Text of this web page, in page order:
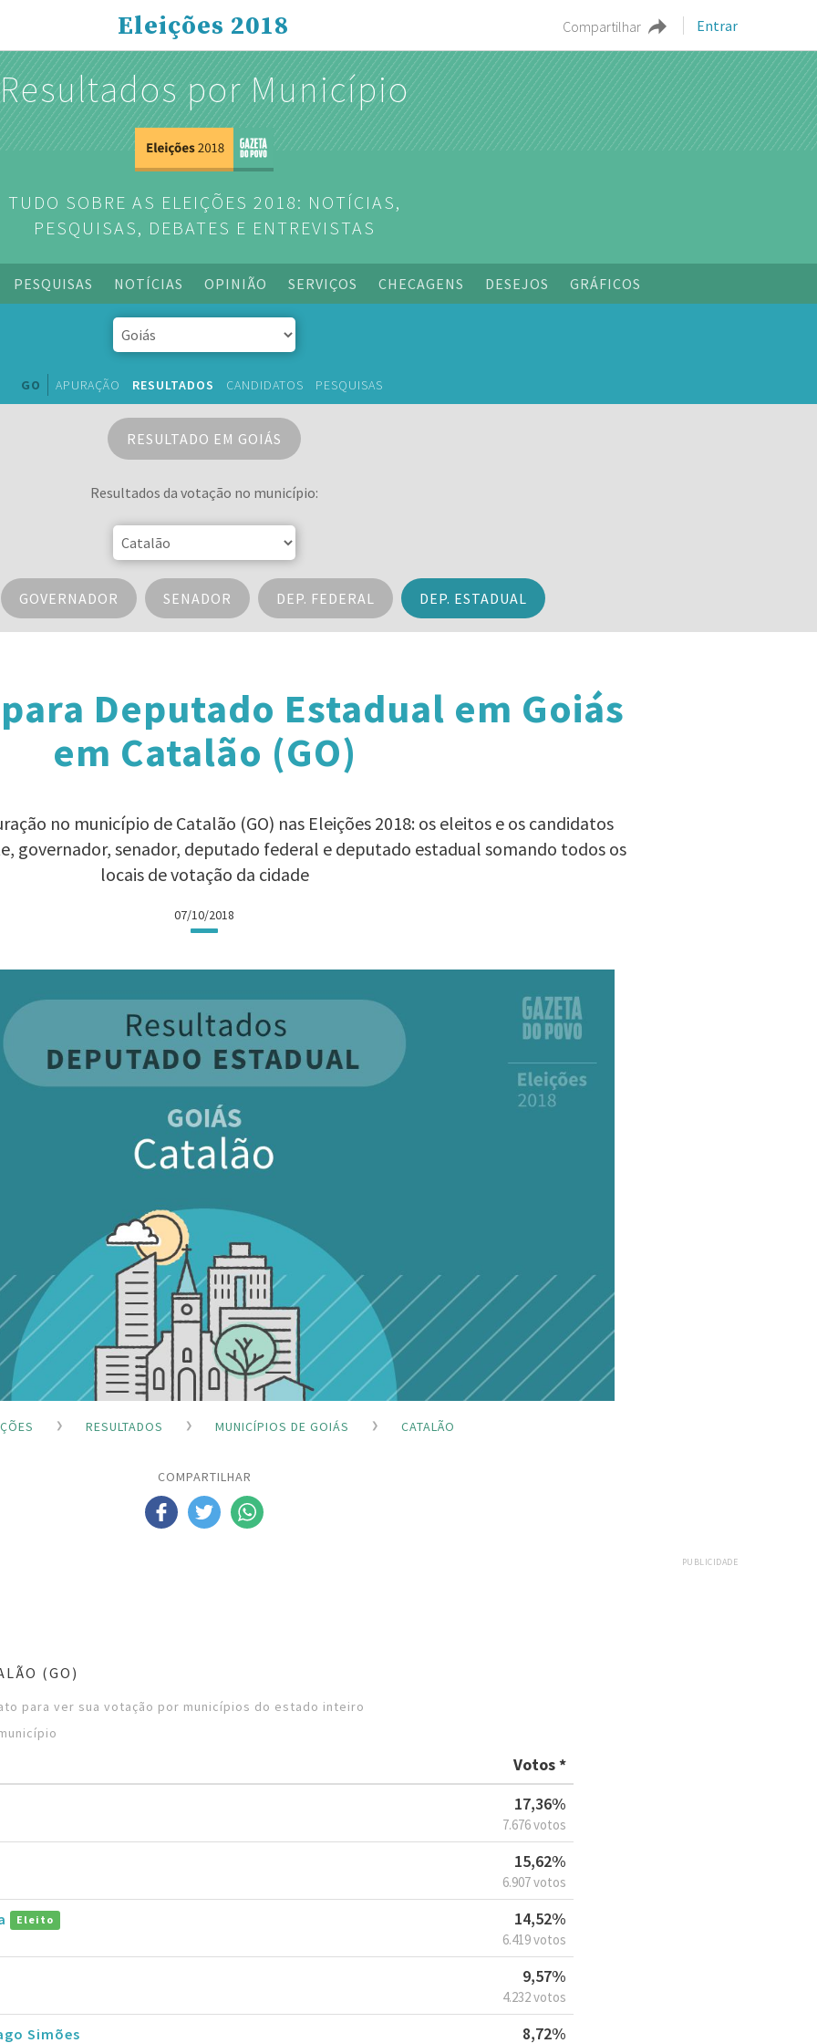
Compartilhar Entrar
Eleições 2018
Resultados por Município
TUDO SOBRE AS ELEIÇÕES 2018: NOTÍCIAS,
PESQUISAS, DEBATES E ENTREVISTAS
PESQUISAS NOTÍCIAS OPINIÃO SERVIÇOS CHECAGENS DESEJOS GRÁFICOS
GO APURAÇÃO RESULTADOS CANDIDATOS PESQUISAS
RESULTADO EM GOIÁS
Resultados da votação no município:
GOVERNADOR SENADOR DEP. FEDERAL DEP. ESTADUAL
Deputado Estadual em Goiás
em Catalão (GO)
no município de Catalão (GO) nas Eleições 2018: os eleitos e os candidatos
governador, senador, deputado federal e deputado estadual somando todos os
locais de votação da cidade
07/10/2018
RESULTADOS MUNICÍPIOS DE GOIÁS CATALÃO
COMPARTILHAR
PUBLICIDADE
(GO)
para ver sua votação por municípios do estado inteiro
Votos *
17,36%
7.676 votos
15,62%
6.907 votos
Eleito 14,52%
6.419 votos
9,57%
4.232 votos
Simões 8,72%